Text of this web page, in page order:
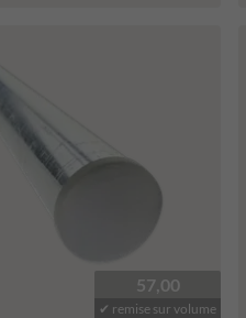
57,00
✔ remise sur volume